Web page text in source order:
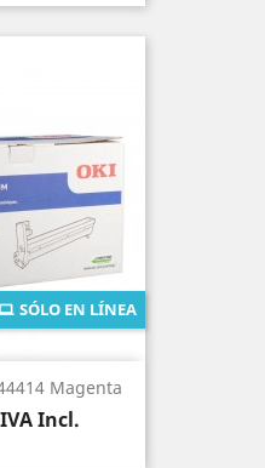
Magenta
IVA Incl.
SÓLO EN LÍNEA